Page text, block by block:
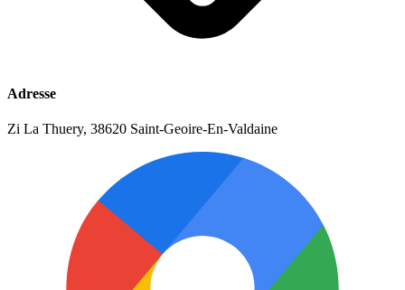
Adresse
Zi La Thuery, 38620 Saint-Geoire-En-Valdaine